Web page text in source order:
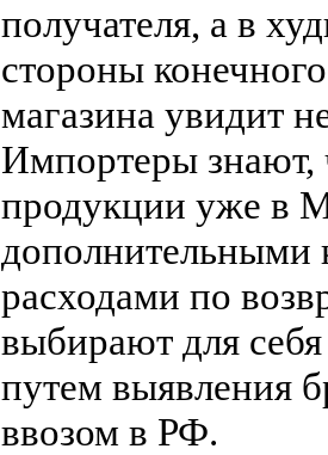
получателя, а в
стороны
магазина увидит
Импортеры знают,
продукции уже в
расходами по
выбирают для
путем выявления
ввозом в РФ.